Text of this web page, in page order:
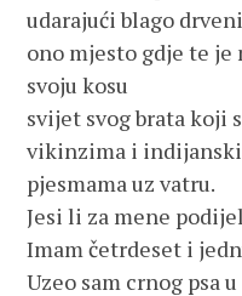
udarajući blago
ono mjesto gdje te
svoju kosu
svijet svog brata koji
vikinzima i
pjesmama uz vatru.
Jesi li za mene
Imam četrdeset i
Uzeo sam crnog psa